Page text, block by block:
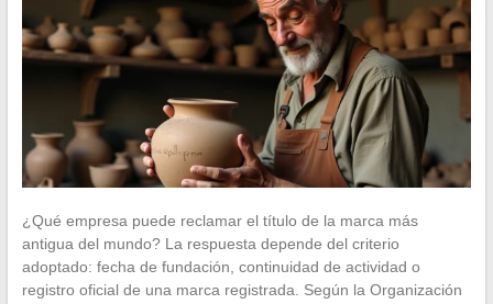
¿Qué empresa puede reclamar el título de la marca más
antigua del mundo? La respuesta depende del criterio
adoptado: fecha de fundación, continuidad de actividad o
registro oficial de una marca registrada. Según la Organización